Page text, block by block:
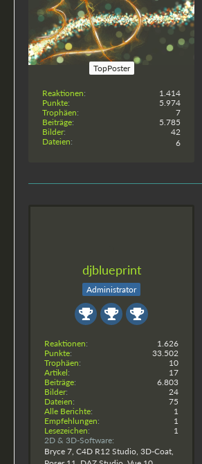
Lessa
TopPoster
Reaktionen
1.414
Punkte
5.974
Trophäen
7
Beiträge
5.785
Bilder
42
Dateien
6
djblueprint
Administrator
Reaktionen
1.626
Punkte
33.502
Trophäen
10
Artikel
17
Beiträge
6.803
Bilder
24
Dateien
75
Alle Berichte
1
Empfehlungen
1
Lesezeichen
1
2D & 3D-Software
Bryce 7, C4D R12 Studio, 3D-Coat,